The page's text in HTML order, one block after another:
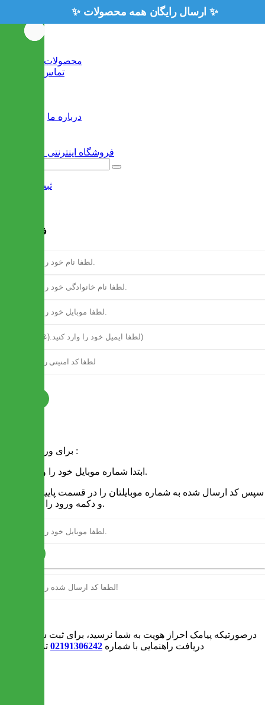
✨ ارسال رایگان همه محصولات ✨
محصولات جدید
تماس با ما
درباره ما
ثبت نام
فرم ثبت نام
برای ورود به سایت :
1 - ابتدا شماره موبایل خود را وارد کنید.
و دکمه ورود را انتخاب کنید.
درصورتیکه پیامک احراز هویت به شما نرسید، برای ثبت سفارش و یا
دریافت راهنمایی با شماره 02191306242 تماس بگیرید